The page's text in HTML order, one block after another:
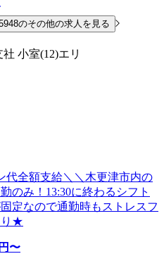
のその他の求人を見る
小室(12)エリ
代全額支給＼＼木更津市内の
のみ！13:30に終わるシフト
定なので通勤時もストレスフ
り★
円〜